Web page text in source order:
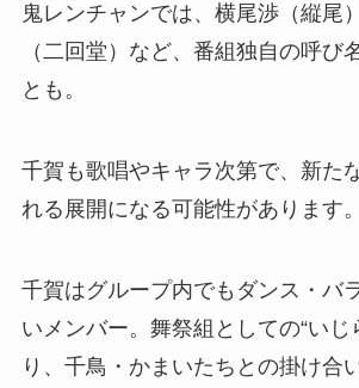
鬼レンチャンでは、横尾渉（縦尾
（二回堂）など、番組独自の呼び
とも。
千賀も歌唱やキャラ次第で、新た
れる展開になる可能性があります。
千賀はグループ内でもダンス・バ
いメンバー。舞祭組としての“いじ
り、千鳥・かまいたちとの掛け合